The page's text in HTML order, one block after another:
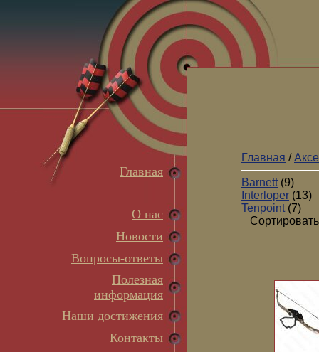
Главная
О нас
Новости
Вопросы-ответы
Полезная
информация
Наши достижения
Контакты
Главная /
Barnett (9)
Interloper (13)
Tenpoint (7)